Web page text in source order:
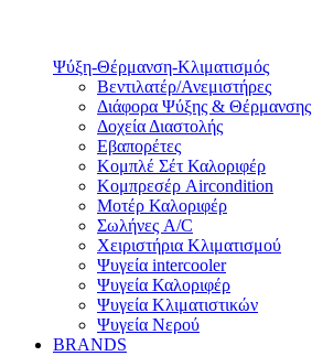
Ψύξη-Θέρμανση-Κλιματισμός
Βεντιλατέρ/Ανεμιστήρες
Διάφορα Ψύξης & Θέρμανσης
Δοχεία Διαστολής
Εβαπορέτες
Κομπλέ Σέτ Καλοριφέρ
Κομπρεσέρ Aircondition
Μοτέρ Καλοριφέρ
Σωλήνες A/C
Χειριστήρια Κλιματισμού
Ψυγεία intercooler
Ψυγεία Καλοριφέρ
Ψυγεία Κλιματιστικών
Ψυγεία Νερού
BRANDS